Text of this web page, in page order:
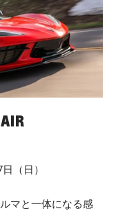
（日）
マと一体になる感